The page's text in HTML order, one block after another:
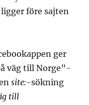
före sajten
ger
väg till Norge”-
site:-sökning
till